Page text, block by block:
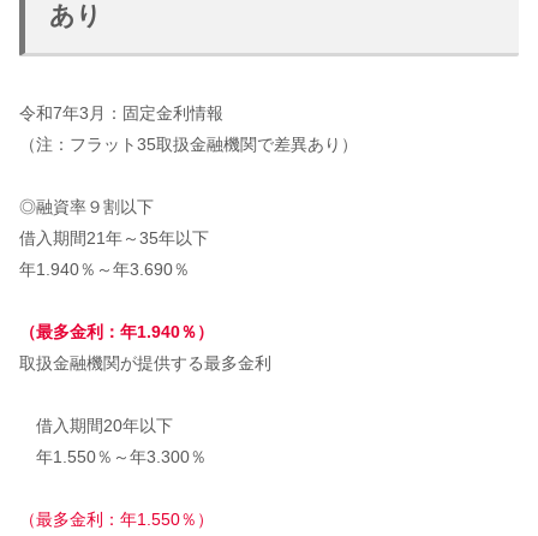
あり
令和7年3月：固定金利情報
（注：フラット35取扱金融機関で差異あり）
◎融資率９割以下
借入期間21年～35年以下
年1.940％～年3.690％
（最多金利：年1.940％）
取扱金融機関が提供する最多金利
借入期間20年以下
年1.550％～年3.300％
（最多金利：年1.550％）